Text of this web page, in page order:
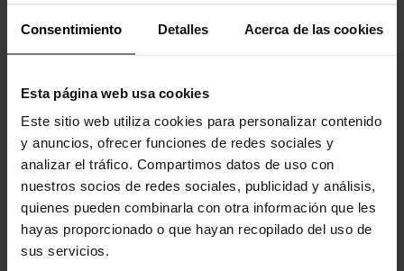
Consentimiento Detalles Acerca de las cookies
Esta página web usa cookies
Este sitio web utiliza cookies para personalizar contenido
y anuncios, ofrecer funciones de redes sociales y
analizar el tráfico. Compartimos datos de uso con
nuestros socios de redes sociales, publicidad y análisis,
quienes pueden combinarla con otra información que les
hayas proporcionado o que hayan recopilado del uso de
sus servicios.
Flor Mágica Iridescente
4,99 € 3,99 €
Floral de crochê branco
5,99 € 4,79 €
4 outros produtos na mesma